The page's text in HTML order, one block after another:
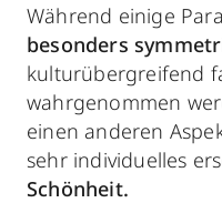
Während einige
besonders
kulturübergreifend
wahrgenommen
einen anderen
sehr individuelles
Schönheit.